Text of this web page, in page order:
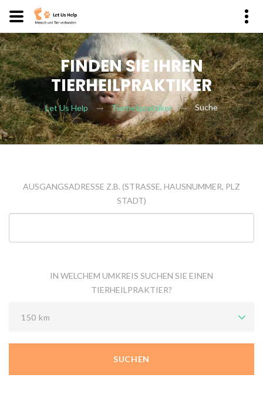
FINDEN SIE IHREN
TIERHEILPRAKTIKER
Let Us Help Tierheilpraktiker Suche
AUSGANGSADRESSE Z.B. (STRASSE, HAUSNUMMER, PLZ
STADT)
IN WELCHEM UMKREIS SUCHEN SIE EINEN
TIERHEILPRAKTIER?
150 km